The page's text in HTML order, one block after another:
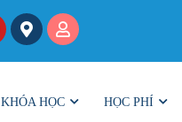
KHÓA HỌC HỌC PHÍ